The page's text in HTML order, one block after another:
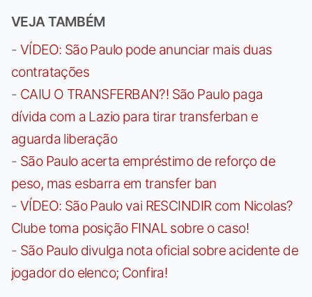
VEJA TAMBÉM
- VÍDEO: São Paulo pode anunciar mais duas
contratações
- CAIU O TRANSFERBAN?! São Paulo paga
dívida com a Lazio para tirar transferban e
aguarda liberação
- São Paulo acerta empréstimo de reforço de
peso, mas esbarra em transfer ban
- VÍDEO: São Paulo vai RESCINDIR com Nicolas?
Clube toma posição FINAL sobre o caso!
- São Paulo divulga nota oficial sobre acidente de
jogador do elenco; Confira!